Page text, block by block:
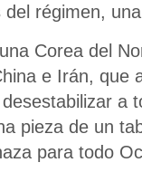
régimen,
Corea del
e Irán, que
a
pieza de un
para todo